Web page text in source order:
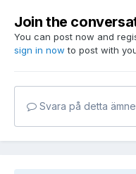
Join the
You can post now and
sign in now to post with
Svara på detta